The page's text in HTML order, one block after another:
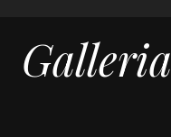
Galleria